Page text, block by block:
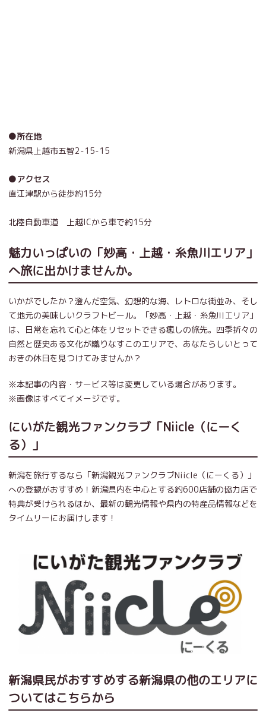
●所在地
新潟県上越市五智2-15-15
●アクセス
直江津駅から徒歩約15分
北陸自動車道 上越ICから車で約15分
魅力いっぱいの「妙高・上越・糸魚川エリア」
へ旅に出かけませんか。
いかがでしたか？澄んだ空気、幻想的な海、レトロな街並み、そし
て地元の美味しいクラフトビール。「妙高・上越・糸魚川エリア」
は、日常を忘れて心と体をリセットできる癒しの旅先。四季折々の
自然と歴史ある文化が織りなすこのエリアで、あなたらしいとって
おきの休日を見つけてみませんか？
※本記事の内容・サービス等は変更している場合があります。
※画像はすべてイメージです。
にいがた観光ファンクラブ「Niicle（にーく
る）」
新潟を旅行するなら「新潟観光ファンクラブNiicle（にーくる）」
への登録がおすすめ！新潟県内を中心とする約600店舗の協力店で
特典が受けられるほか、最新の観光情報や県内の特産品情報などを
タイムリーにお届けします！
新潟県民がおすすめする新潟県の他のエリアに
ついてはこちらから